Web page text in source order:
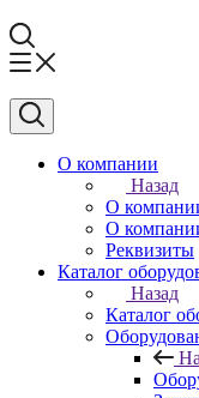
О компании
Назад
О
О
Реквизиты
Каталог
Назад
Каталог